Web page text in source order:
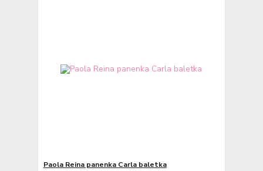
Paola Reina panenka Carla baletka